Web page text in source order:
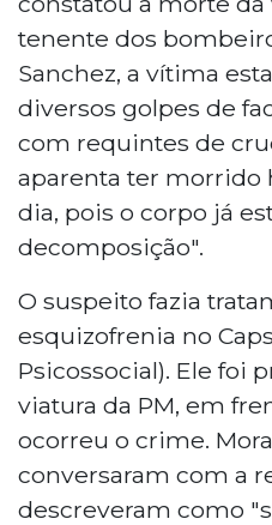
tenente dos
Sanchez, a vítima
diversos golpes de
com requintes de
aparenta ter morrido
dia, pois o corpo já
decomposição".
O suspeito fazia
esquizofrenia no
Psicossocial). Ele foi
viatura da PM, em
ocorreu o crime.
conversaram com a
descreveram como